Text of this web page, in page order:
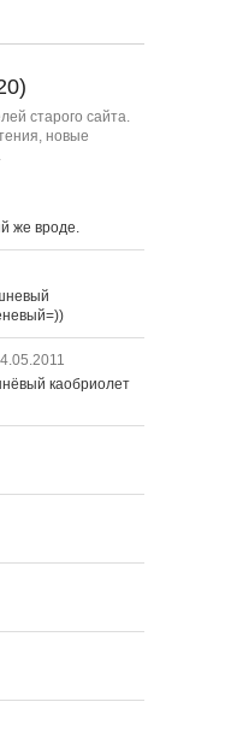
Комитет
Фландерса
Слона
Бернса
старого сайта.
новые
же вроде.
каобриолет